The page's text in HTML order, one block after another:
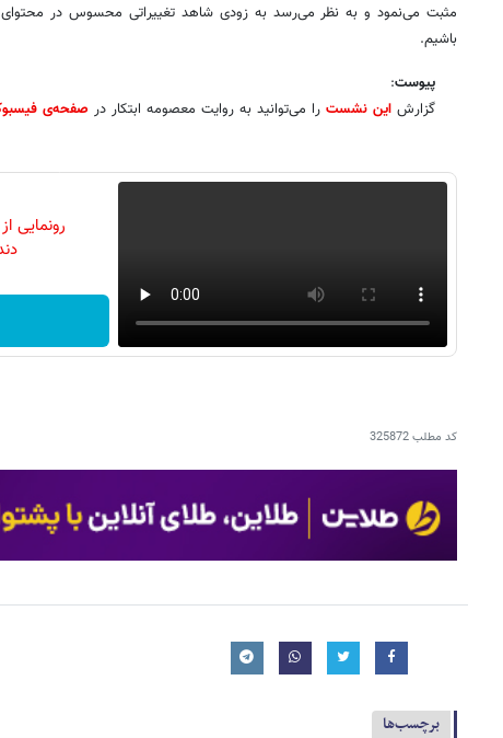
مثبت می‌نمود و به نظر می‌رسد به زودی شاهد تغییراتی محسوس در
باشیم.
پیوست:
گزارش این نشست را می‌توانید به روایت معصومه ابتکار در صفحه‌ی
رونمایی
کد مطلب325872
برچسب‌ها